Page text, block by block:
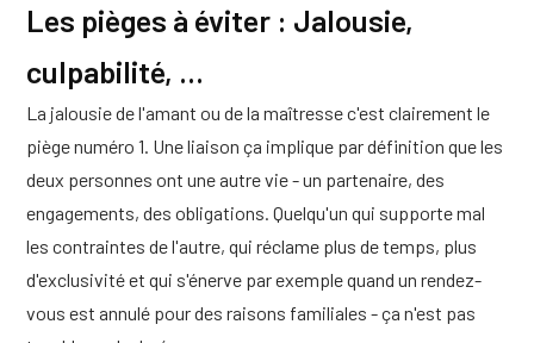
Les pièges à éviter : Jalousie,
culpabilité, ...
La jalousie de l'amant ou de la maîtresse c'est clairement le
piège numéro 1. Une liaison ça implique par définition que les
deux personnes ont une autre vie - un partenaire, des
engagements, des obligations. Quelqu'un qui supporte mal
les contraintes de l'autre, qui réclame plus de temps, plus
d'exclusivité et qui s'énerve par exemple quand un rendez-
vous est annulé pour des raisons familiales - ça n'est pas